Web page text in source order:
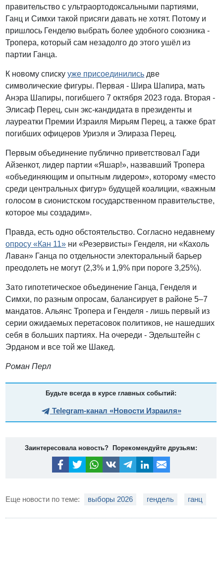
правительство с ультраортодоксальными партиями,
Ганц и Симхи такой присяги давать не хотят. Потому и
пришлось Генделю выбрать более удобного союзника -
Тропера, который сам незадолго до этого ушёл из
партии Ганца.
К новому спискууже присоединились две
символические фигуры. Первая - Шира Шапира, мать
Анэра Шапиры, погибшего 7 октября 2023 года. Вторая -
Элисаф Перец, сын экс-кандидата в президенты и
лауреатки Премии Израиля Мирьям Перец, а также брат
погибших офицеров Уриэля и Элираза Перец.
Первым объединение публично приветствовал Гади
Айзенкот, лидер партии «Яшар!», назвавший Тропера
«объединяющим и опытным лидером», которому «место
среди центральных фигур» будущей коалиции, «важным
голосом в сионистском государственном правительстве,
которое мы создадим».
Правда, есть одно обстоятельство. Согласно недавнему
опросу «Кан 11» ни «Резервисты» Генделя, ни «Кахоль
Лаван» Ганца по отдельности электоральный барьер
преодолеть не могут (2,3% и 1,9% при пороге 3,25%).
Зато гипотетическое объединение Ганца, Генделя и
Симхи, по разным опросам, балансирует в районе 5–7
мандатов. Альянс Тропера и Генделя - лишь первый из
серии ожидаемых перетасовок политиков, не нашедших
себя в больших партиях. На очереди - Эдельштейн с
Эрданом и все той же Шакед.
Роман Перл
Будьте всегда в курсе главных событий:
Telegram-канал «Новости Израиля»
Заинтересовала новость? Порекомендуйте друзьям:
Еще новости по теме: выборы 2026 гендель ганц